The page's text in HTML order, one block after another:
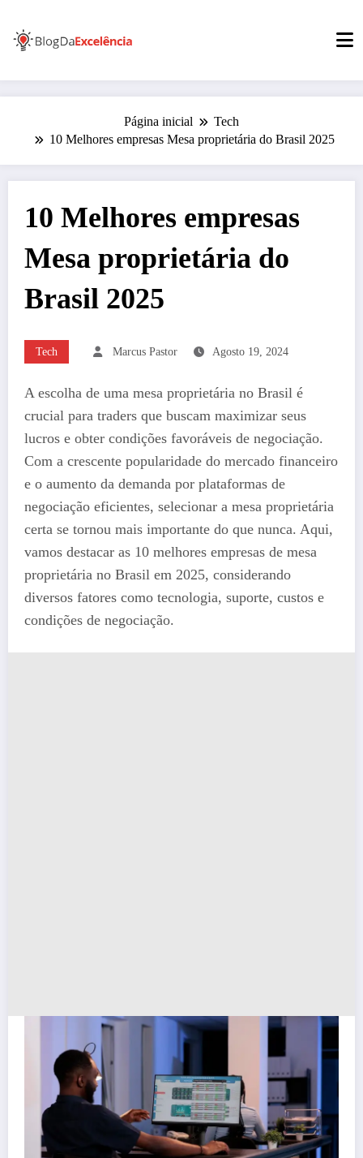
para
conteúdo
Página inicial
Tech
10 Melhores empresas Mesa proprietária do Brasil 2025
10 Melhores empresas
Mesa proprietária do
Brasil 2025
Tech Marcus Pastor Agosto 19, 2024
A escolha de uma mesa proprietária no Brasil é
crucial para traders que buscam maximizar seus
lucros e obter condições favoráveis de negociação.
Com a crescente popularidade do mercado financeiro
e o aumento da demanda por plataformas de
negociação eficientes, selecionar a mesa proprietária
certa se tornou mais importante do que nunca. Aqui,
vamos destacar as 10 melhores empresas de mesa
proprietária no Brasil em 2025, considerando
diversos fatores como tecnologia, suporte, custos e
condições de negociação.